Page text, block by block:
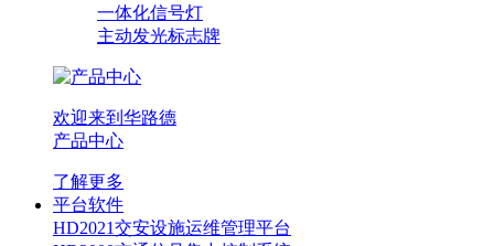
一体化信号灯
主动发光标志牌
欢迎来到华路德
产品中心
了解更多
平台软件
HD2021交安设施运维管理平台